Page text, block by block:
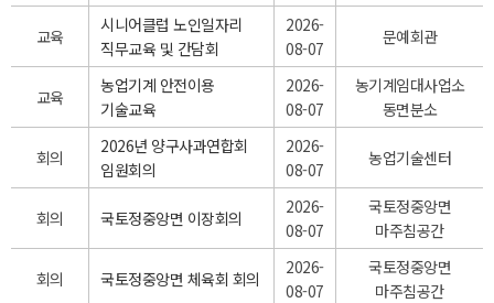
교육
시니어클럽 노인일자리
직무교육 및 간담회
2026-
08-07
문예회관
교육
농업기계 안전이용
기술교육
2026-
08-07
농기계임대사업소
동면분소
회의
2026년 양구사과연합회
임원회의
2026-
08-07
농업기술센터
회의 국토정중앙면 이장회의
2026-
08-07
국토정중앙면
마주침공간
회의 국토정중앙면 체육회 회의
2026-
08-07
국토정중앙면
마주침공간